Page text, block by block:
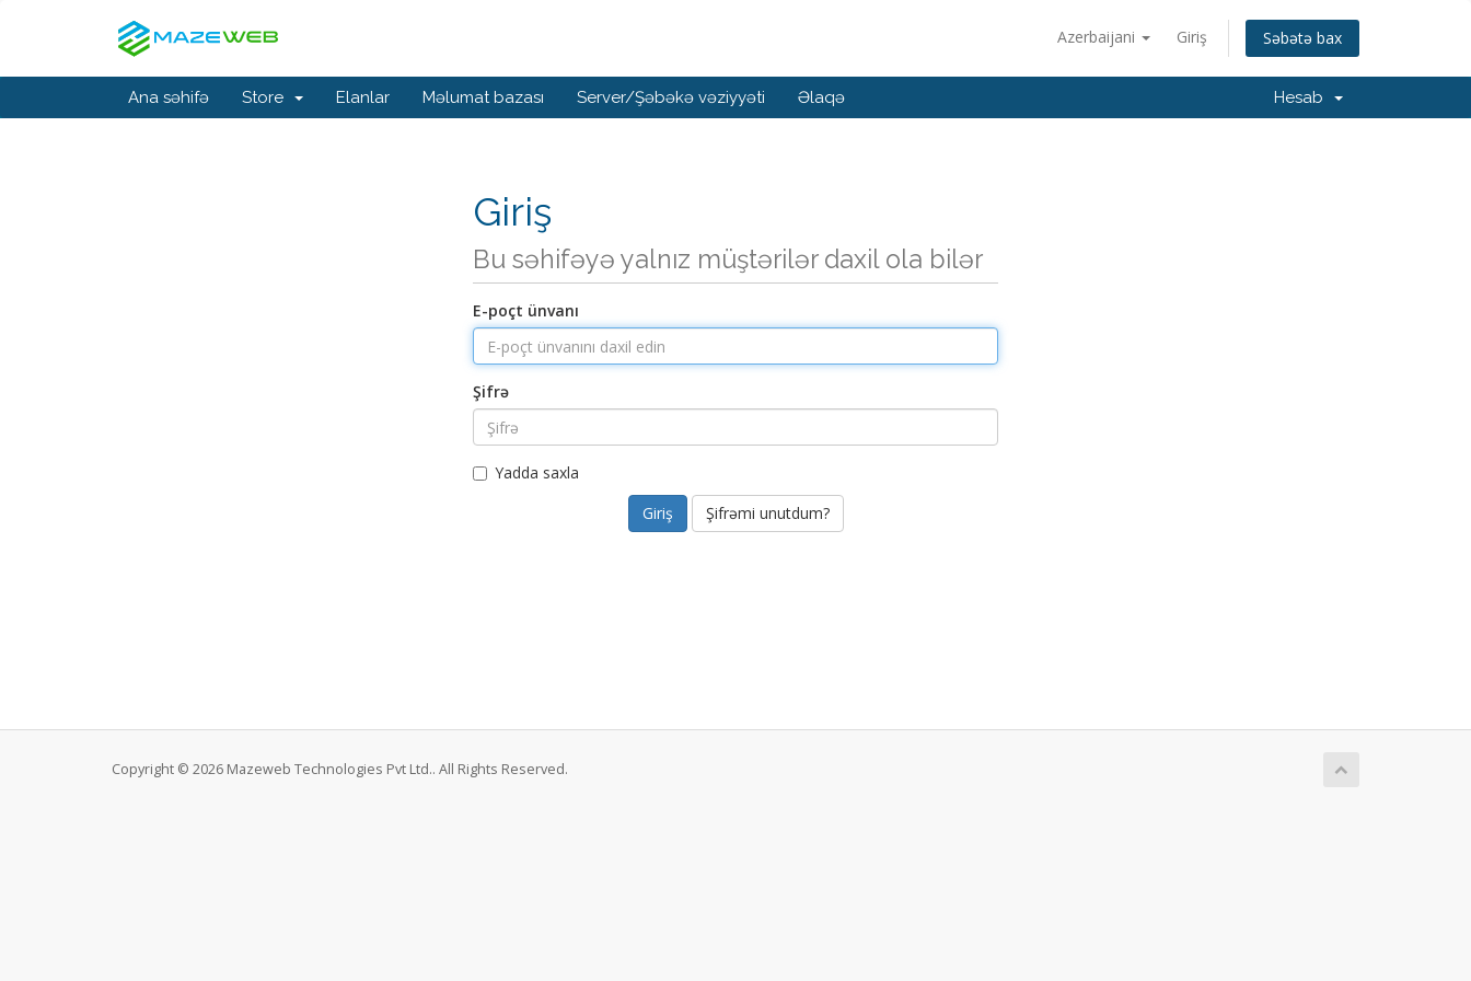
Azerbaijani Giriş Səbətə bax
Ana səhifə Store Elanlar Məlumat bazası Server/Şəbəkə vəziyyəti Əlaqə Hesab
Giriş
Bu səhifəyə yalnız müştərilər daxil ola bilər
E-poçt ünvanı
Şifrə
Yadda saxla
Şifrəmi unutdum?
Copyright © 2026 Mazeweb Technologies Pvt Ltd.. All Rights Reserved.